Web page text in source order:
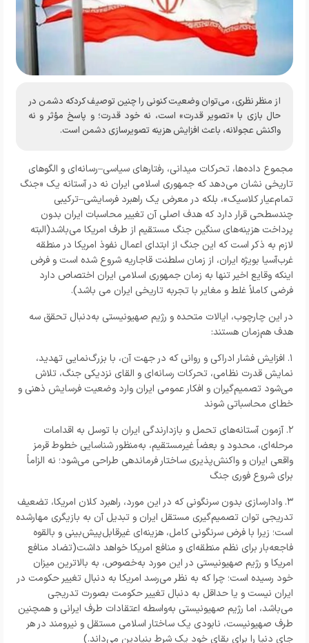
از منظر نظری، می‌توان وضعیت کنونی را چنین توصیف کردکه دشمن در
حال بازی با «تصویر قدرت» است، نه خود قدرت؛ و پاسخ مؤثر و نه
واکنش عجولانه، باعث افزایش هزینه تصویرسازی دشمن است.
مجموع داده‌ها، تحرکات میدانی، رفتارهای سیاسی–رسانه‌ای و الگوهای
تاریخی نشان می‌دهد که جمهوری اسلامی ایران نه در آستانه یک «جنگ
تمام‌عیار کلاسیک»، بلکه در معرض یک راهبرد فرسایشی–ترکیبی
چندسطحی قرار دارد که هدف اصلی آن تغییر محاسبات ایران بدون
پرداخت هزینه‌های سنگین جنگ مستقیم از طرف امریکا می‌باشد(البته
لازم به ذکر است که این جنگ از ابتدای اعمال نفوذ امریکا در منطقه
غرب‌آسیا بویژه ایران، از زمان سلطنت قاجاریه شروع شده است و فرض
اینکه وقایع اخیر تنها به زمان جمهوری اسلامی ایران اختصاص دارد
فرضی کاملاً غلط و مغایر با تجربه تاریخی ایران می باشد).
در این چارچوب، ایالات متحده و رژیم صهیونیستی به‌دنبال تحقق سه
هدف هم‌زمان هستند:
۱. افزایش فشار ادراکی و روانی که در جهت آن، با بزرگ‌نمایی تهدید،
نمایش قدرت نظامی، تحرکات رسانه‌ای و القای نزدیکی جنگ، تلاش
می‌شود تصمیم‌گیران و افکار عمومی ایران وارد وضعیت فرسایش ذهنی و
خطای محاسباتی شوند ‌
۲. آزمون آستانه‌های تحمل و بازدارندگی ایران با توسل به اقدامات
مرحله‌ای، محدود و بعضاً غیرمستقیم، به‌منظور شناسایی خطوط قرمز
واقعی ایران و واکنش‌پذیری ساختار فرماندهی طراحی می‌شود؛ نه الزاماً
برای شروع فوری جنگ
۳. وادارسازی بدون سرنگونی که در این مورد، راهبرد کلان امریکا، تضعیف
تدریجی توان تصمیم‌گیری مستقل ایران و تبدیل آن به بازیگری مهارشده
است؛ زیرا با فرض سرنگونی کامل، هزینه‌ای غیرقابل‌پیش‌بینی و بالقوه
فاجعه‌بار برای نظم منطقه‌ای و منافع امریکا خواهد داشت(تضاد منافع
امریکا و رژیم صهیونیستی در این مورد به‌خصوص، به بالاترین میزان
خود رسیده است؛ چرا که به نظر می‌رسد امریکا به دنبال تغییر حکومت در
ایران نیست و یا حداقل به دنبال تغییر حکومت بصورت تدریجی
می‌باشد، اما رژیم صهیونیستی به‌واسطه اعتقادات طرف ایرانی و همچنین
طرف صهیونیست، نابودی یک ساختار اسلامی مستقل و نیرومند در هر
جای دنیا را برای بقای خود یک شرط بنیادین می‌داند.)